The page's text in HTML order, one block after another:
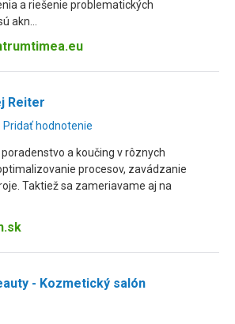
a riešenie problematických
akn...
Reiter
Pridať hodnotenie
poradenstvo a koučing v rôznych
procesov, zavádzanie
Taktiež sa zameriavame aj na
- Kozmetický salón